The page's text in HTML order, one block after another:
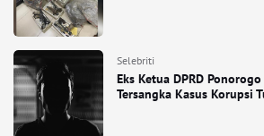
Selebriti
Eks Ketua DPRD
Tersangka Kasus Korupsi